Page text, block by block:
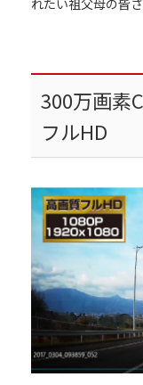
れたい祖父母の皆
300万画素
フルHD